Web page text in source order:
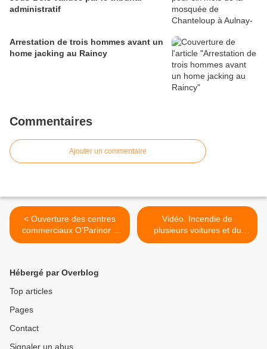
administratif
Arrestation de trois hommes avant un
home jacking au Raincy
Commentaires
Ajouter un commentaire
< Ouverture des centres
commerciaux O’Parinor à
Aulnay-sous-Bois et Beau
Vidéo. Incendie de
plusieurs voitures et du
gymnase Macé-le-Mansois
Hébergé par Overblog
Top articles
Pages
Contact
Signaler un abus